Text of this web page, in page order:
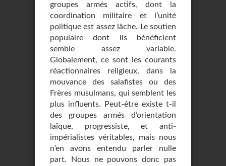
groupes armés actifs, dont la
coordination militaire et l’unité
politique est assez lâche. Le soutien
populaire dont ils bénéficient
semble assez variable.
Globalement, ce sont les courants
réactionnaires religieux, dans la
mouvance des salafistes ou des
Frères musulmans, qui semblent les
plus influents. Peut-être existe t-il
des groupes armés d’orientation
laïque, progressiste, et anti-
impérialistes véritables, mais nous
n’en avons entendu parler nulle
part. Nous ne pouvons donc pas